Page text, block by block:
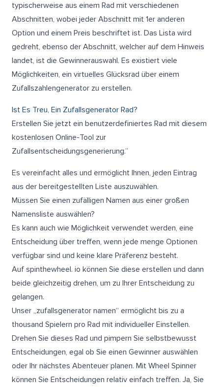
typischerweise aus einem Rad mit verschiedenen
Abschnitten, wobei jeder Abschnitt mit 1er anderen
Option und einem Preis beschriftet ist. Das Lista wird
gedreht, ebenso der Abschnitt, welcher auf dem Hinweis
landet, ist die Gewinnerauswahl. Es existiert viele
Möglichkeiten, ein virtuelles Glücksrad über einem
Zufallszahlengenerator zu erstellen.
Ist Es Treu, Ein Zufallsgenerator Rad?
Erstellen Sie jetzt ein benutzerdefiniertes Rad mit diesem
kostenlosen Online-Tool zur
Zufallsentscheidungsgenerierung.”
Es vereinfacht alles und ermöglicht Ihnen, jeden Eintrag
aus der bereitgestellten Liste auszuwählen.
Müssen Sie einen zufälligen Namen aus einer großen
Namensliste auswählen?
Es kann auch wie Möglichkeit verwendet werden, eine
Entscheidung über treffen, wenn jede menge Optionen
verfügbar sind und keine klare Präferenz besteht.
Auf spinthewheel. io können Sie diese erstellen und dann
beide gleichzeitig drehen, um zu Ihrer Entscheidung zu
gelangen.
Unser „zufallsgenerator namen“ ermöglicht bis zu a
thousand Spielern pro Rad mit individueller Einstellen.
Drehen Sie dieses Rad und pimpern Sie selbstbewusst
Entscheidungen, egal ob Sie einen Gewinner auswählen
oder Ihr nächstes Abenteuer planen. Mit Wheel Spinner
können Sie Entscheidungen relativ einfach treffen. Ja, Sie